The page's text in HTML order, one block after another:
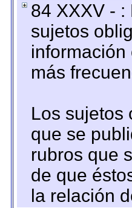
84 XXXV -
sujetos
más
Los sujetos
que se
rubros que
de que
la relación